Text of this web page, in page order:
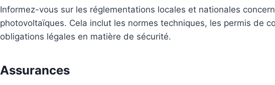
Informez-vous sur les réglementations locales et nationales
photovoltaïques. Cela inclut les normes techniques, les permis de
obligations légales en matière de sécurité.
Assurances